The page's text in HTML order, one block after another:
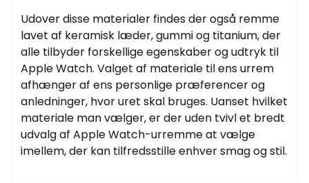
Udover disse materialer findes der også remme
lavet af keramisk læder, gummi og titanium, der
alle tilbyder forskellige egenskaber og udtryk til
Apple Watch. Valget af materiale til ens urrem
afhænger af ens personlige præferencer og
anledninger, hvor uret skal bruges. Uanset hvilket
materiale man vælger, er der uden tvivl et bredt
udvalg af Apple Watch-urremme at vælge
imellem, der kan tilfredsstille enhver smag og stil.